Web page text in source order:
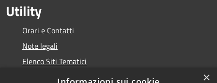
Utility
Orari e Contatti
Note legali
Elenco Siti Tematici
×